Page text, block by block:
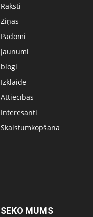
Raksti
Ziņas
Padomi
Jaunumi
blogi
Izklaide
Attiecības
Interesanti
Skaistumkopšana
SEKO MUMS